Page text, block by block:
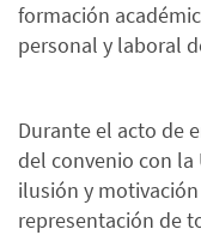
formación
personal y laboral
Durante el acto de
del convenio con
ilusión y
representación de